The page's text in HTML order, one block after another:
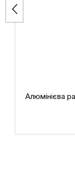
Алюмінієва